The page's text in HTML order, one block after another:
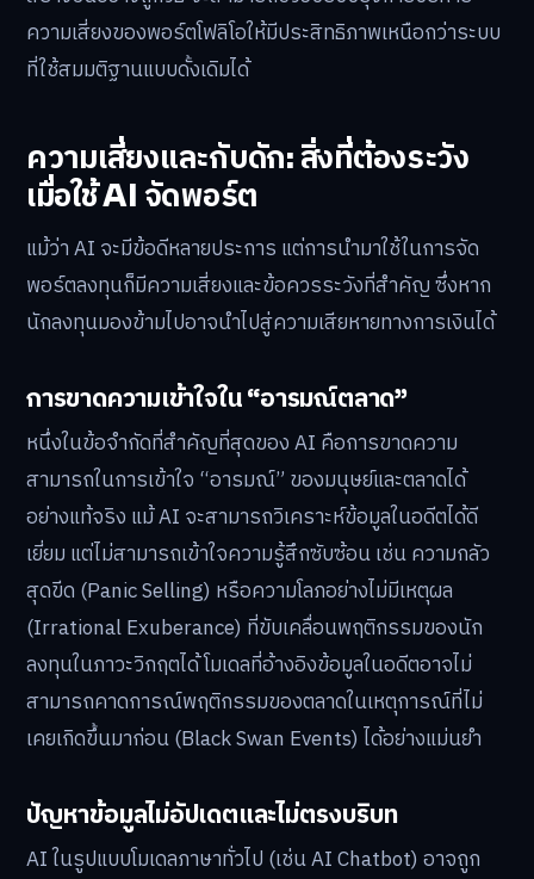
ความเสี่ยงของพอร์ตโฟลิโอให้มีประสิทธิภาพเหนือกว่าระบบ
ที่ใช้สมมติฐานแบบดั้งเดิมได้
ความเสี่ยงและกับดัก: สิ่งที่ต้องระวัง
เมื่อใช้ AI จัดพอร์ต
แม้ว่า AI จะมีข้อดีหลายประการ แต่การนำมาใช้ในการจัด
พอร์ตลงทุนก็มีความเสี่ยงและข้อควรระวังที่สำคัญ ซึ่งหาก
นักลงทุนมองข้ามไปอาจนำไปสู่ความเสียหายทางการเงินได้
การขาดความเข้าใจใน “อารมณ์ตลาด”
หนึ่งในข้อจำกัดที่สำคัญที่สุดของ AI คือการขาดความ
สามารถในการเข้าใจ “อารมณ์” ของมนุษย์และตลาดได้
อย่างแท้จริง แม้ AI จะสามารถวิเคราะห์ข้อมูลในอดีตได้ดี
เยี่ยม แต่ไม่สามารถเข้าใจความรู้สึกซับซ้อน เช่น ความกลัว
สุดขีด (Panic Selling) หรือความโลภอย่างไม่มีเหตุผล
(Irrational Exuberance) ที่ขับเคลื่อนพฤติกรรมของนัก
ลงทุนในภาวะวิกฤตได้ โมเดลที่อ้างอิงข้อมูลในอดีตอาจไม่
สามารถคาดการณ์พฤติกรรมของตลาดในเหตุการณ์ที่ไม่
เคยเกิดขึ้นมาก่อน (Black Swan Events) ได้อย่างแม่นยำ
ปัญหาข้อมูลไม่อัปเดตและไม่ตรงบริบท
AI ในรูปแบบโมเดลภาษาทั่วไป (เช่น AI Chatbot) อาจถูก